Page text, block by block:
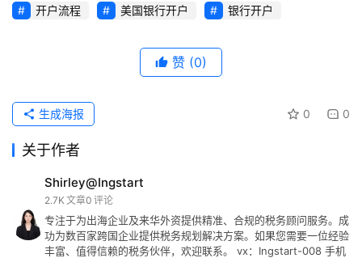
开户流程 美国银行开户 银行开户
赞 (0)
0 0
生成海报
关于作者
Shirley@Ingstart
2.7K 文章0 评论
专注于为出海企业及来华外资提供精准、合规的税务顾问服务。成
功为数百家跨国企业提供税务规划解决方案。如果您需要一位经验
丰富、值得信赖的税务伙伴，欢迎联系。 vx：Ingstart-008 手机